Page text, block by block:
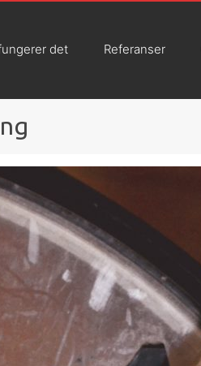
det Referanser